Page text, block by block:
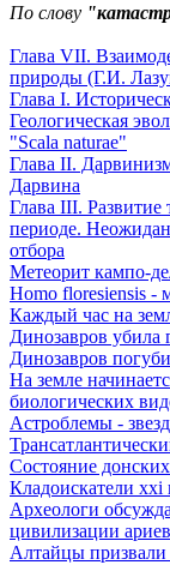
По слову
Глава VII.
природы (Г.И.
Глава I.
Геологическая
"Scala naturae"
Глава II.
Дарвина
Глава III.
периоде.
отбора
Метеорит кампо-
Homo floresiensis -
Каждый час на
Динозавров убила
Динозавров
На земле
биологических
Астроблемы -
Состояние
Кладоискатели xxi
Археологи
цивилизации ариев
Алтайцы призвали